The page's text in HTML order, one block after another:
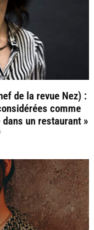
de la revue Nez) :
comme
un restaurant »